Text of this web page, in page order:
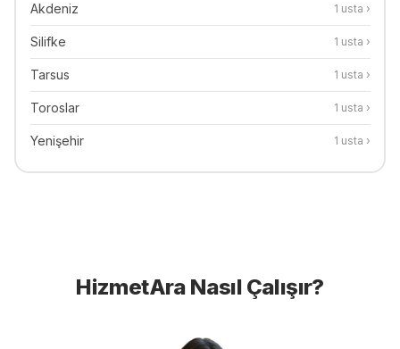
Akdeniz 1 usta ›
Silifke 1 usta ›
Tarsus 1 usta ›
Toroslar 1 usta ›
Yenişehir 1 usta ›
HizmetAra Nasıl Çalışır?